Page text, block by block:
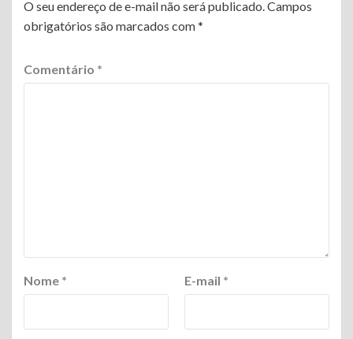
O seu endereço de e-mail não será publicado.Campos
obrigatórios são marcados com*
Comentário *
Nome * E-mail *